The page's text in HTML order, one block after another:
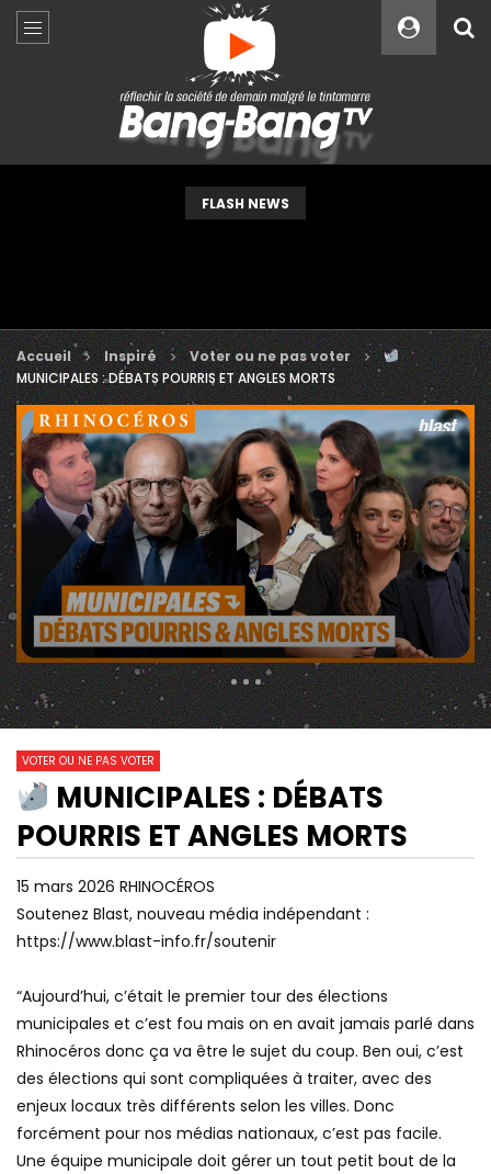
FLASH NEWS
Accueil Inspiré
Voter ou ne pas voter
MUNICIPALES : DÉBATS POURRIS ET ANGLES MORTS
70 943 Views
6 173 0
Watch Later
12:55
RN / GAUCHE : POUR QUI VOTENT
VRAIMENT LES CLASSES
POPULAIRES ?
08:42
COMMENT L’ALGÉRIE
INSTRUMENTALISE
VOTER OU NE PAS VOTER
MUNICIPALES : DÉBATS
POURRIS ET ANGLES MORTS
15 mars 2026 RHINOCÉROS
Soutenez Blast, nouveau média indépendant :
https://www.blast-info.fr/soutenir
“Aujourd’hui, c’était le premier tour des élections
municipales et c’est fou mais on en avait jamais parlé dans
Rhinocéros donc ça va être le sujet du coup. Ben oui, c’est
des élections qui sont compliquées à traiter, avec des
enjeux locaux très différents selon les villes. Donc
forcément pour nos médias nationaux, c’est pas facile.
Une équipe municipale doit gérer un tout petit bout de la
Custom Amount
VEUILLEZ PATIENTER...